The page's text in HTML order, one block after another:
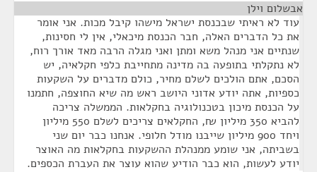
אבשלום וילן
עוד לא ראיתי שבכנסת ישראל מישהו קיבל מכות. אני אומר
את כל הדברים האלה, חבר הכנסת מיכאלי, אין לי חסינות,
שנתיים אני מנהל משא ומתן ואני מגלה הרבה מאד אורך רוח,
לא נתקלתי בתופעה בה מדינה מתחייבת כלפי חקלאיה, יש
הסכם, אתם הולכים לשלם מחיר, כולם מדברים על השקעות
כספיות, אתה יודע אדוני היושב ראש מה שיא החוצפה, חתמנו
על הכנסת מיכון בטכנולוגיה בחקלאות. הממשלה צריכה
להביא 350 מיליון ₪, החקלאים צריכים לשלם 550 מיליון
ויחד 900 מיליון שייבנו מודל חלופי. אנחנו כבר יום שני
בשביתה, אני שומע ממנהלת ההשקעות בחקלאות מה האוצר
יודע לעשות, הוא כבר הודיע שהוא עוצר את העברת הכספים.